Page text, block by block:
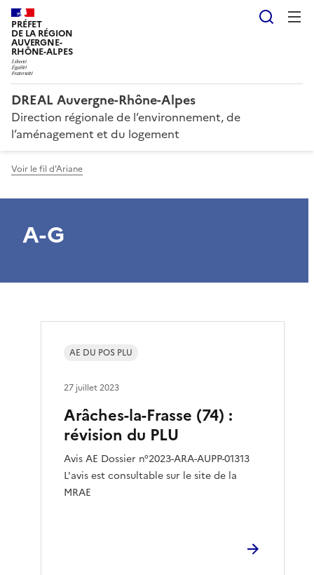
PRÉFET
DE LA RÉGION
AUVERGNE-
RHÔNE-ALPES
DREAL Auvergne-Rhône-Alpes
Direction régionale de l’environnement, de
l’aménagement et du logement
Voir le fil d'Ariane
A-G
Arâches-la-Frasse (74) :
révision du PLU
Avis AE Dossier n°2023-ARA-AUPP-01313
L'avis est consultable sur le site de la
MRAE
AE DU POS PLU
27 juillet 2023